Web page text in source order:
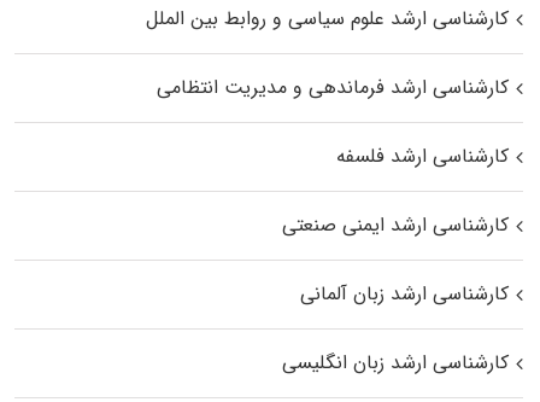
کارشناسی ارشد علوم سیاسی و روابط بین الملل
کارشناسی ارشد فرماندهی و مدیریت انتظامی
کارشناسی ارشد فلسفه
کارشناسی ارشد ایمنی صنعتی
کارشناسی ارشد زبان آلمانی
کارشناسی ارشد زبان انگلیسی